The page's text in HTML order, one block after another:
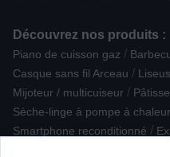
Découvrez nos produits :
Piano de cuisson gaz /
Casque sans fil Arceau /
Mijoteur / multicuiseur /
Sèche-linge à pompe à chaleur
Smartphone reconditionné /